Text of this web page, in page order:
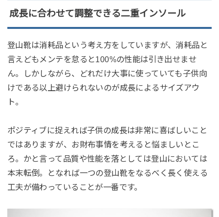
成長に合わせて調整できる二重インソール
登山靴は消耗品という考え方をしていますが、消耗品と
言えどもメンテを怠ると100%の性能は引き出せませ
ん。しかしながら、どれだけ大事に使っていても子供向
けである以上避けられないのが成長によるサイズアウ
ト。
ポジティブに捉えれば子供の成長は非常に喜ばしいこと
ではありますが、お財布事情を考えると悩ましいとこ
ろ。かと言って品質や性能を落としては登山においては
本末転倒。となれば一つの登山靴をなるべく長く使える
工夫が備わっていることが一番です。